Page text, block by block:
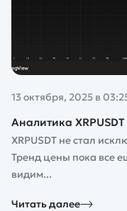
13 октября, 2025 в
Аналитика
XRPUSDT не стал
Тренд цены пока все
видим...
Читать далее